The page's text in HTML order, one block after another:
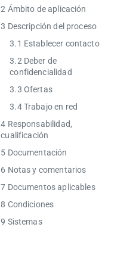
2 Ámbito de aplicación
3 Descripción del proceso
3.1 Establecer contacto
3.2 Deber de
confidencialidad
3.3 Ofertas
3.4 Trabajo en red
4 Responsabilidad,
cualificación
5 Documentación
6 Notas y comentarios
7 Documentos aplicables
8 Condiciones
9 Sistemas